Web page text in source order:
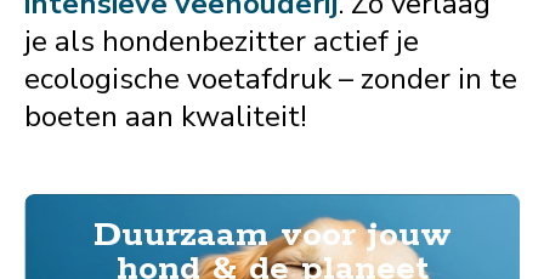
je als hondenbezitter actief je
ecologische voetafdruk – zonder in te
boeten aan kwaliteit!
Duurzaam voor jouw
hond & de planeet